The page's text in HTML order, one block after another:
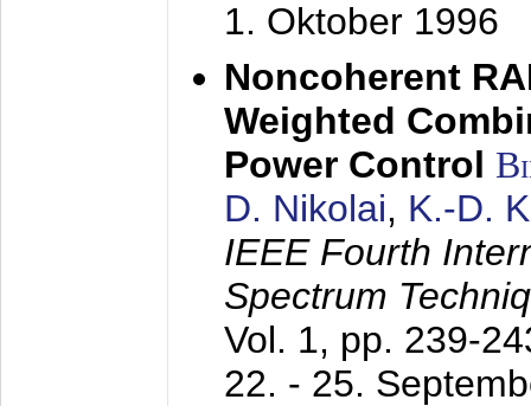
1. Oktober 1996
Noncoherent
Weighted
Power Control
D. Nikolai, K.-D.
IEEE Fourth
Spectrum
Vol. 1, pp. 239-
22. - 25.